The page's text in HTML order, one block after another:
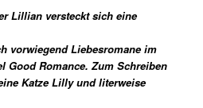
Lillian versteckt sich eine
vorwiegend Liebesromane im
Good Romance. Zum Schreiben
Katze Lilly und literweise